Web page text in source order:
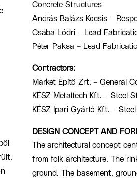
Concrete Structures
András Balázs Kocsis –
Csaba Lódri – Lead
Péter Paksa – Lead
Contractors:
Market Építő Zrt. – General
KÉSZ Metaltech Kft. – Steel
KÉSZ Ipari Gyártó Kft. –
DESIGN CONCEPT AND
The architectural concept
from folk architecture. The
ground. The basement,